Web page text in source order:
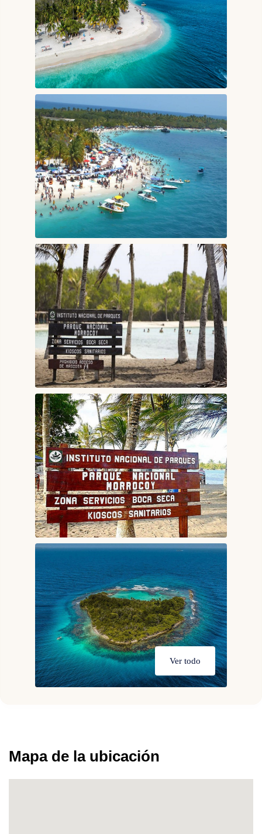
Ver todo
Mapa de la ubicación